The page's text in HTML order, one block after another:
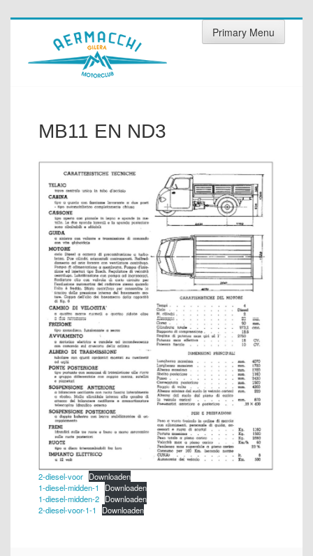
Skip
Primary Menu
MB11 EN ND3
2-diesel-voor Downloaden
1-diesel-midden-1
Downloaden
1-diesel-midden-2 Downloaden
2-diesel-voor-1-1
Downloaden